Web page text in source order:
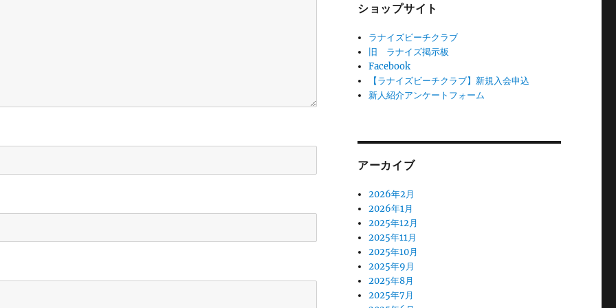
ショップサイト
ラナイズビーチクラブ
旧 ラナイズ掲示板
Facebook
【ラナイズビーチクラブ】新規入会申込
新人紹介アンケートフォーム
アーカイブ
2026年2月
2026年1月
2025年12月
2025年11月
2025年10月
2025年9月
2025年8月
2025年7月